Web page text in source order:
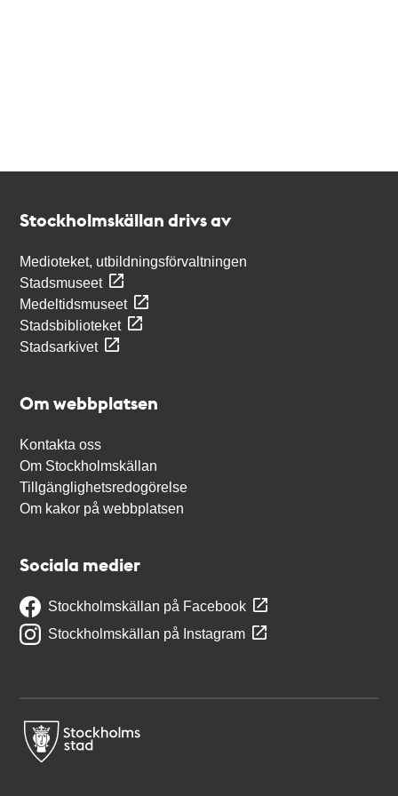
Stockholmskällan drivs av
Medioteket, utbildningsförvaltningen
Stadsmuseet
Medeltidsmuseet
Stadsbiblioteket
Stadsarkivet
Om webbplatsen
Kontakta oss
Om Stockholmskällan
Tillgänglighetsredogörelse
Om kakor på webbplatsen
Sociala medier
Stockholmskällan på Facebook
Stockholmskällan på Instagram